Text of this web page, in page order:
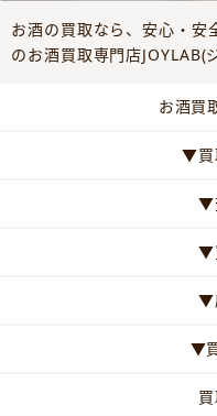
お酒の買取なら、安心・安
のお酒買取専門店JOYLAB(
お酒買
▼買
▼
▼
▼
▼